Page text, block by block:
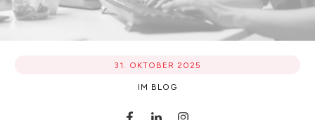
31. OKTOBER 2025
IM BLOG